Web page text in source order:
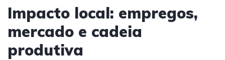
Impacto local: empregos,
mercado e cadeia
produtiva